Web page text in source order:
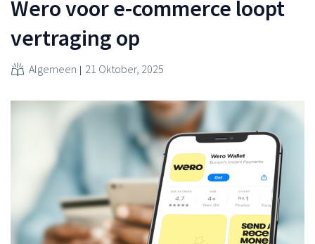
Wero voor e-commerce loopt
vertraging op
Algemeen 21 Oktober, 2025